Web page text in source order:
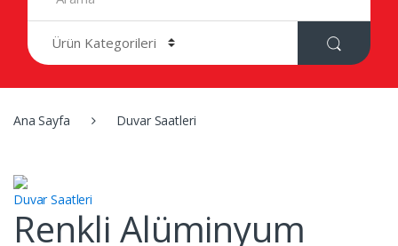
c
h
:
Ana Sayfa Duvar Saatleri
Duvar Saatleri
Renkli Alüminyum